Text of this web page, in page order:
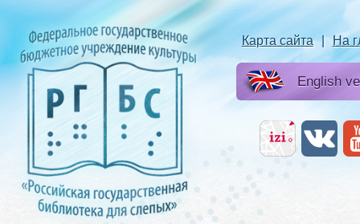
Карта сайта | На
English